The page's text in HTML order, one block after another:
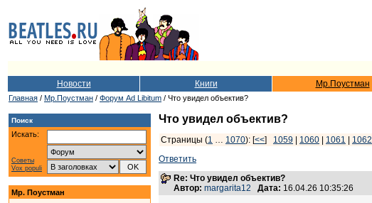
Новости Книги Мр.Поустман
Главная / Мр.Поустман / Форум Ad Libitum / Что увидел объектив?
Поиск
Искать:
Советы
Vox populi
Мр. Поустман
Что увидел объектив?
Страницы (1 … 1070): [<<] 1059 1060 1061 1062
Ответить
Re: Что увидел объектив?
Автор: margarita12 Дата: 16.04.26 10:35:26